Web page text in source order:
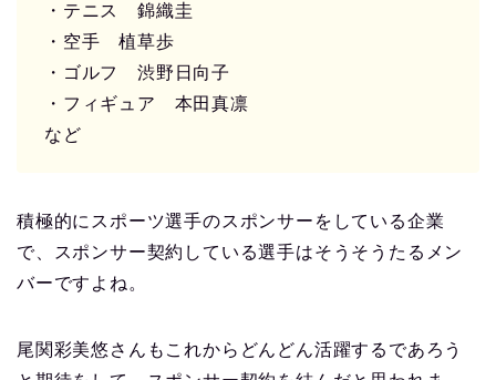
・テニス 錦織圭
・空手 植草歩
・ゴルフ 渋野日向子
・フィギュア 本田真凛
など
積極的にスポーツ選手のスポンサーをしている企業
で、スポンサー契約している選手はそうそうたるメン
バーですよね。
尾関彩美悠さんもこれからどんどん活躍するであろう